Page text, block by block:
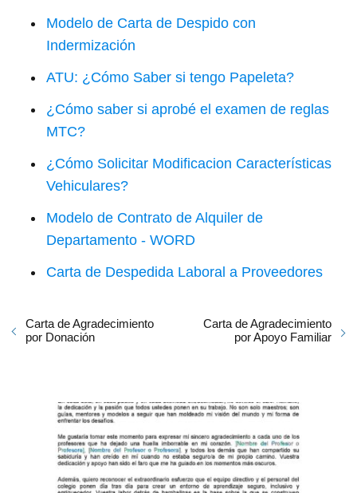
Modelo de Carta de Despido con
Indermización
ATU: ¿Cómo Saber si tengo Papeleta?
¿Cómo saber si aprobé el examen de reglas
MTC?
¿Cómo Solicitar Modificacion Características
Vehiculares?
Modelo de Contrato de Alquiler de
Departamento - WORD
Carta de Despedida Laboral a Proveedores
Carta de Agradecimiento
por Donación
Carta de Agradecimiento
por Apoyo Familiar